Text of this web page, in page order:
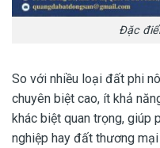
Đặc
So với nhiều loại đất phi
chuyên biệt cao, ít khả
khác biệt quan trọng, giúp
nghiệp hay đất thương